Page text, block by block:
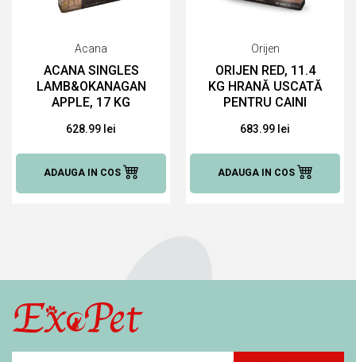
Acana
ACANA SINGLES
LAMB&OKANAGAN
APPLE, 17 KG
PENTRU CAINI
628.99 lei
ADAUGA IN COS
Orijen
ORIJEN RED, 11.4
KG HRANĂ USCATĂ
PENTRU CAINI
683.99 lei
ADAUGA IN COS